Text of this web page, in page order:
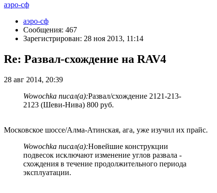
аэро-сф
аэро-сф
Сообщения: 467
Зарегистрирован: 28 ноя 2013, 11:14
Re: Развал-схождение на RAV4
28 авг 2014, 20:39
Wowochka писал(а):Развал/схождение 2121-213-
2123 (Шеви-Нива) 800 руб.
Московское шоссе/Алма-Атинская, ага, уже изучил их прайс.
Wowochka писал(а):Новейшие конструкции
подвесок исключают изменение углов развала -
схождения в течение продолжительного периода
эксплуатации.